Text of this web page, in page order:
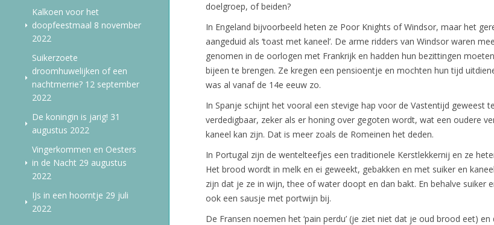
Kalkoen voor het
doopfeestmaal 8 november
2022
Suikerzoete
droomhuwelijken of een
nachtmerrie? 12 september
2022
De koningin is jarig! 31
augustus 2022
Vingerkommen en Oesters
in de Nacht 29 augustus
2022
IJs in een hoorntje 29 juli
2022
doelgroep, of beiden?
In Engeland bijvoorbeeld heten ze Poor Knights of Windsor, maar het
aangeduid als ‘toast met kaneel’. De arme ridders van Windsor waren
genomen in de oorlogen met Frankrijk en hadden hun bezittingen
bijeen te brengen. Ze kregen een pensioentje en mochten hun tijd
was al vanaf de 14e eeuw zo.
In Spanje schijnt het vooral een stevige hap voor de Vastentijd geweest
verdedigbaar, zeker als er honing over gegoten wordt, wat een oudere
kaneel kan zijn. Dat is meer zoals de Romeinen het deden.
In Portugal zijn de wentelteefjes een traditionele Kerstlekkernij en ze
Het brood wordt in melk en ei geweekt, gebakken en met suiker en
zijn dat je ze in wijn, thee of water doopt en dan bakt. En behalve suiker
ook een sausje met portwijn bij.
De Fransen noemen het ‘pain perdu’ (je ziet niet dat je oud brood eet) en